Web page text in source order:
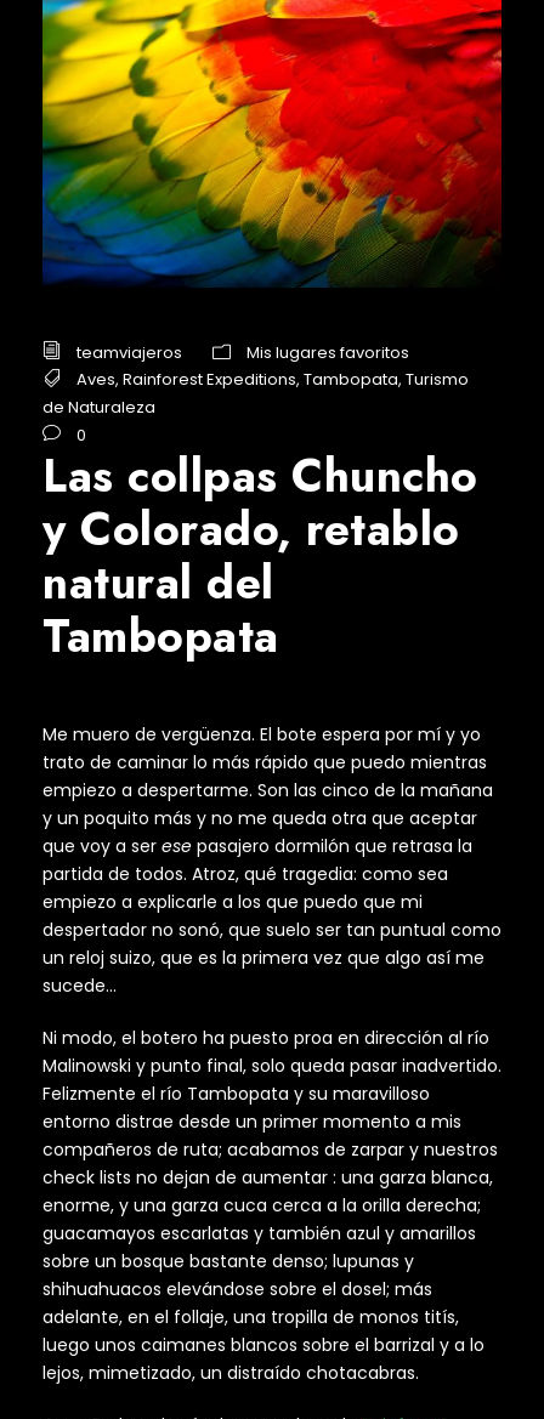
teamviajeros
Mis lugares favoritos
Aves, Rainforest Expeditions, Tambopata, Turismo
de Naturaleza
0
Las collpas Chuncho
y Colorado, retablo
natural del
Tambopata
Me muero de vergüenza. El bote espera por mí y yo
trato de caminar lo más rápido que puedo mientras
empiezo a despertarme. Son las cinco de la mañana
y un poquito más y no me queda otra que aceptar
que voy a ser ese pasajero dormilón que retrasa la
partida de todos. Atroz, qué tragedia: como sea
empiezo a explicarle a los que puedo que mi
despertador no sonó, que suelo ser tan puntual como
un reloj suizo, que es la primera vez que algo así me
sucede…
Ni modo, el botero ha puesto proa en dirección al río
Malinowski y punto final, solo queda pasar inadvertido.
Felizmente el río Tambopata y su maravilloso
entorno distrae desde un primer momento a mis
compañeros de ruta; acabamos de zarpar y nuestros
check lists no dejan de aumentar : una garza blanca,
enorme, y una garza cuca cerca a la orilla derecha;
guacamayos escarlatas y también azul y amarillos
sobre un bosque bastante denso; lupunas y
shihuahuacos elevándose sobre el dosel; más
adelante, en el follaje, una tropilla de monos titís,
luego unos caimanes blancos sobre el barrizal y a lo
lejos, mimetizado, un distraído chotacabras.